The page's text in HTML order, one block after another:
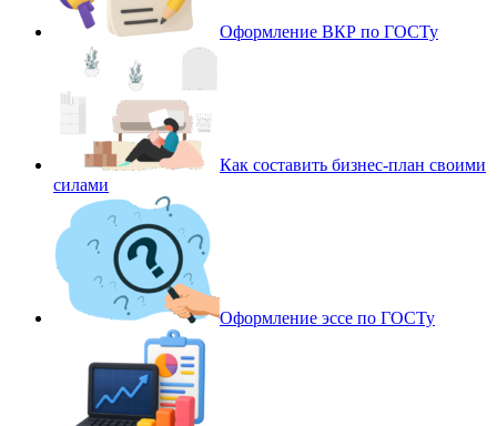
Оформление ВКР по ГОСТу
Как составить бизнес-план своими
силами
Оформление эссе по ГОСТу